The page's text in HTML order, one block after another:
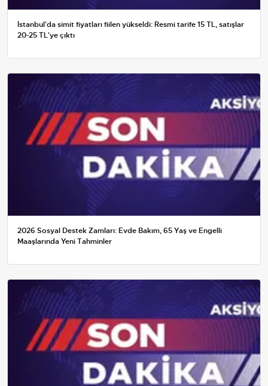
İstanbul'da simit fiyatları fiilen yükseldi: Resmi tarife 15 TL, satışlar
20-25 TL'ye çıktı
2026 Sosyal Destek Zamları: Evde Bakım, 65 Yaş ve Engelli
Maaşlarında Yeni Tahminler